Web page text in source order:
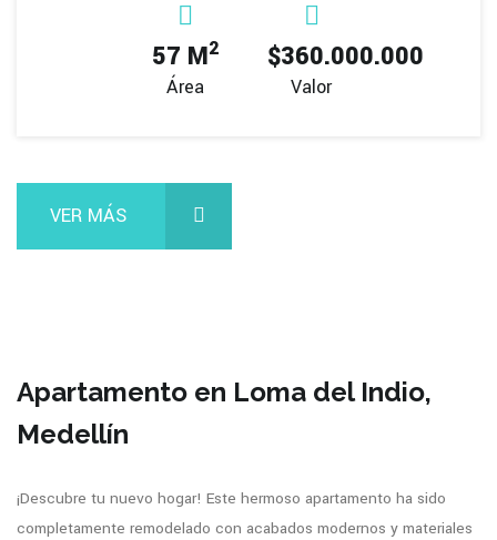
57 M2
Área
$360.000.000
Valor
VER MÁS
Apartamento en Loma del Indio,
Medellín
¡Descubre tu nuevo hogar! Este hermoso apartamento ha sido
completamente remodelado con acabados modernos y materiales